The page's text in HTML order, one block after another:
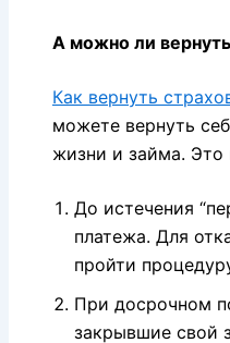
А можно ли
Как вернуть
можете вернуть
жизни и займа. Это
До истечения
платежа. Для
пройти
При досрочном
закрывшие свой